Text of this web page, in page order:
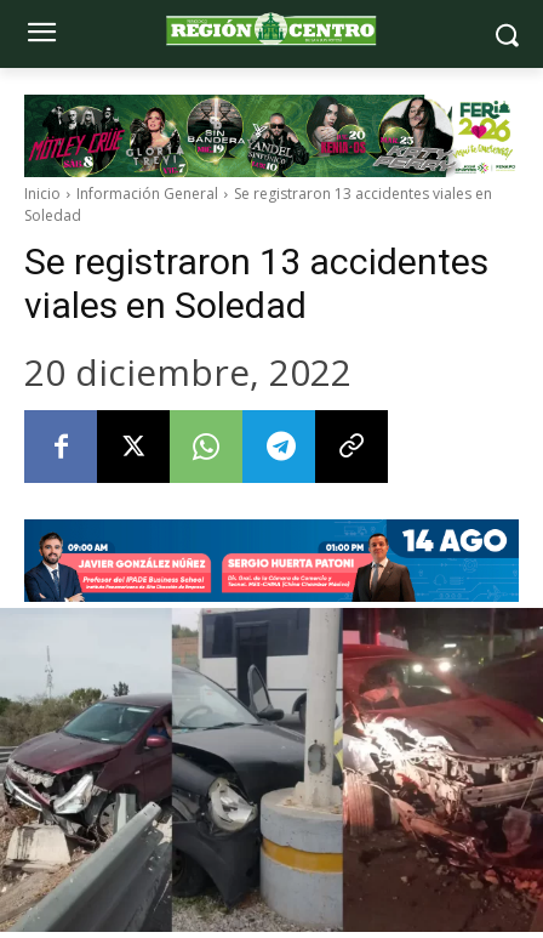
Inicio Información General
Se registraron 13 accidentes viales en
Soledad
Se registraron 13 accidentes
viales en Soledad
20 diciembre, 2022